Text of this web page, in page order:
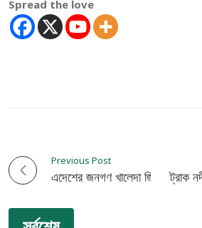
Spread the love
P
o
Previous Post